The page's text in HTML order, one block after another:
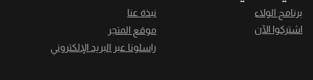
برنامج الولاء
اشتركوا الآن
نبذة عنا
موقع المتجر
راسلونا عبر البريد الإلكتروني